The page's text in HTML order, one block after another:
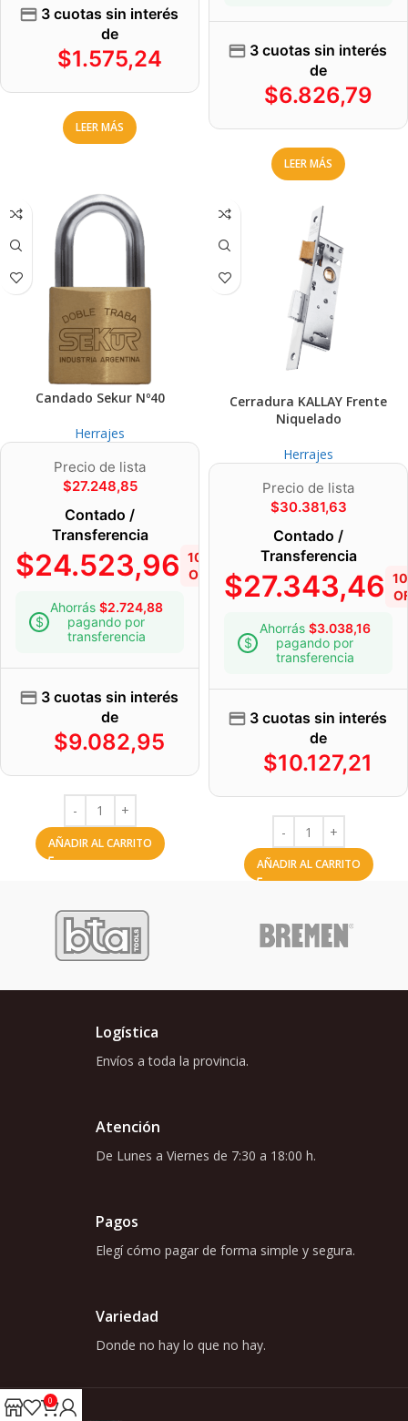
3 cuotas sin interés
de
$1.575,24
LEER MÁS
3 cuotas sin interés
de
$6.826,79
LEER MÁS
Candado Sekur Nº40
Herrajes
Precio de lista
$27.248,85
Contado /
Transferencia
$24.523,96 10%
OFF
Ahorrás $2.724,88
pagando por
transferencia
3 cuotas sin interés
de
$9.082,95
AÑADIR AL CARRITO
Cerradura KALLAY Frente
Niquelado
Herrajes
Precio de lista
$30.381,63
Contado /
Transferencia
$27.343,46
Ahorrás $3.038,16
pagando por
transferencia
3 cuotas sin interés
de
$10.127,21
AÑADIR AL CARRITO
Logística
Envíos a toda la provincia.
Atención
De Lunes a Viernes de 7:30 a 18:00 h.
Pagos
Elegí cómo pagar de forma simple y segura.
Variedad
Donde no hay lo que no hay.
0